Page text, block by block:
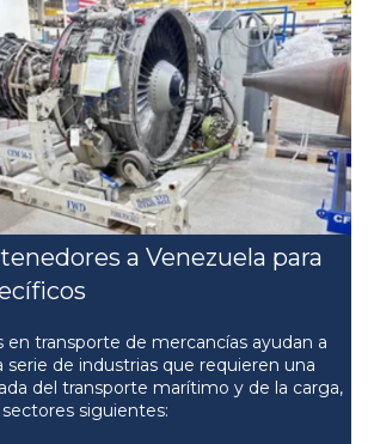
a Venezuela para
en transporte de mercancías ayudan a
serie de industrias que requieren una
del transporte marítimo y de la carga,
siguientes: